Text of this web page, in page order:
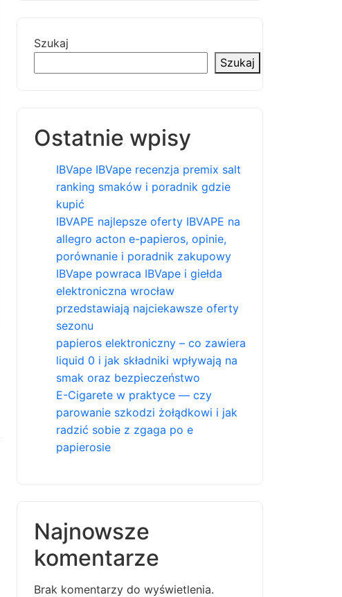
Szukaj
Szukaj
Ostatnie wpisy
IBVape IBVape recenzja premix salt
ranking smaków i poradnik gdzie
kupić
IBVAPE najlepsze oferty IBVAPE na
allegro acton e-papieros, opinie,
porównanie i poradnik zakupowy
IBVape powraca IBVape i giełda
elektroniczna wrocław
przedstawiają najciekawsze oferty
sezonu
papieros elektroniczny – co zawiera
liquid 0 i jak składniki wpływają na
smak oraz bezpieczeństwo
E-Cigarete w praktyce — czy
parowanie szkodzi żołądkowi i jak
radzić sobie z zgaga po e
papierosie
Najnowsze
komentarze
Brak komentarzy do wyświetlenia.